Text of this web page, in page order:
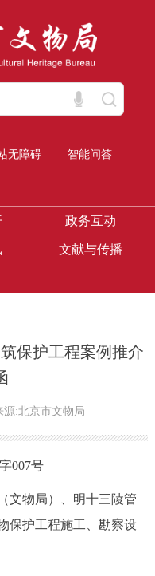
无障碍 智能问答
政务互动
文献与传播
保护工程案例推介
源:北京市文物局
007号
文物局）、明十三陵管
保护工程施工、勘察设